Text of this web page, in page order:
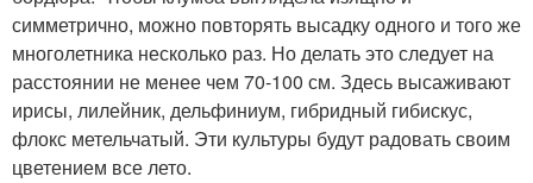
симметрично, можно повторять высадку одного и того же
многолетника несколько раз. Но делать это следует на
расстоянии не менее чем 70-100 см. Здесь высаживают
ирисы, лилейник, дельфиниум, гибридный гибискус,
флокс метельчатый. Эти культуры будут радовать своим
цветением все лето.